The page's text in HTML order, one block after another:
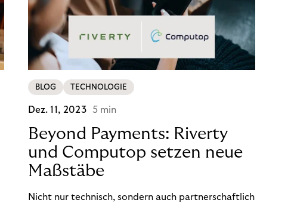
BLOG TECHNOLOGIE
Dez. 11, 2023 5 min
Beyond Payments: Riverty
und Computop setzen neue
Maßstäbe
Nicht nur technisch, sondern auch partnerschaftlich